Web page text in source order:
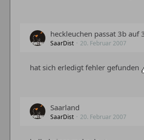
heckleuchen passat 3b auf
SaarDist 20. Februar 2007
hat sich erledigt fehler gefunden
Saarland
SaarDist 20. Februar 2007